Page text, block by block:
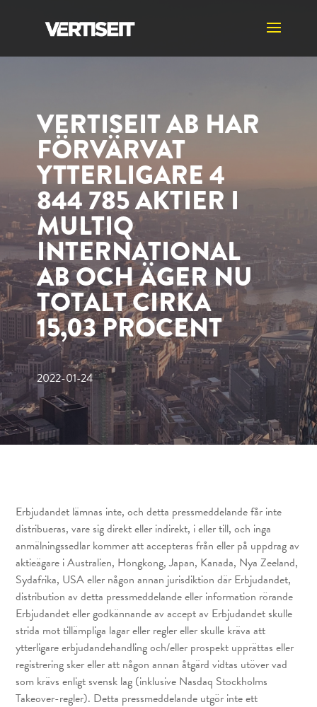
VERTISEIT AB HAR
FÖRVÄRVAT
YTTERLIGARE 4
844 785 AKTIER I
MULTIQ
INTERNATIONAL
AB OCH ÄGER NU
TOTALT CIRKA
15,03 PROCENT
2022-01-24
Erbjudandet lämnas inte, och detta pressmeddelande får inte
distribueras, vare sig direkt eller indirekt, i eller till, och inga
anmälningssedlar kommer att accepteras från eller på uppdrag av
aktieägare i Australien, Hongkong, Japan, Kanada, Nya Zeeland,
Sydafrika, USA eller någon annan jurisdiktion där Erbjudandet,
distribution av detta pressmeddelande eller information rörande
Erbjudandet eller godkännande av accept av Erbjudandet skulle
strida mot tillämpliga lagar eller regler eller skulle kräva att
ytterligare erbjudandehandling och/eller prospekt upprättas eller
registrering sker eller att någon annan åtgärd vidtas utöver vad
som krävs enligt svensk lag (inklusive Nasdaq Stockholms
Takeover-regler). Detta pressmeddelande utgör inte ett